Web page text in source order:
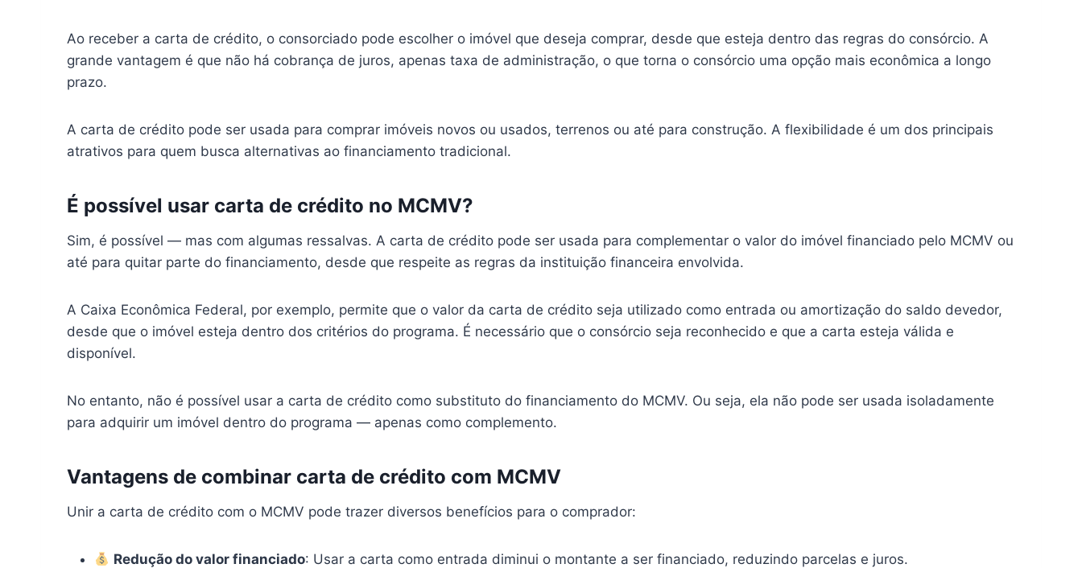
Ao receber a carta de crédito, o consorciado pode escolher o imóvel que deseja comprar, desde que esteja dentro das regras do consórcio. A
grande vantagem é que não há cobrança de juros, apenas taxa de administração, o que torna o consórcio uma opção mais econômica a longo
prazo.
A carta de crédito pode ser usada para comprar imóveis novos ou usados, terrenos ou até para construção. A flexibilidade é um dos principais
atrativos para quem busca alternativas ao financiamento tradicional.
É possível usar carta de crédito no MCMV?
Sim, é possível — mas com algumas ressalvas. A carta de crédito pode ser usada para complementar o valor do imóvel financiado pelo MCMV ou
até para quitar parte do financiamento, desde que respeite as regras da instituição financeira envolvida.
A Caixa Econômica Federal, por exemplo, permite que o valor da carta de crédito seja utilizado como entrada ou amortização do saldo devedor,
desde que o imóvel esteja dentro dos critérios do programa. É necessário que o consórcio seja reconhecido e que a carta esteja válida e
disponível.
No entanto, não é possível usar a carta de crédito como substituto do financiamento do MCMV. Ou seja, ela não pode ser usada isoladamente
para adquirir um imóvel dentro do programa — apenas como complemento.
Vantagens de combinar carta de crédito com MCMV
Unir a carta de crédito com o MCMV pode trazer diversos benefícios para o comprador:
Redução do valor financiado: Usar a carta como entrada diminui o montante a ser financiado, reduzindo parcelas e juros.